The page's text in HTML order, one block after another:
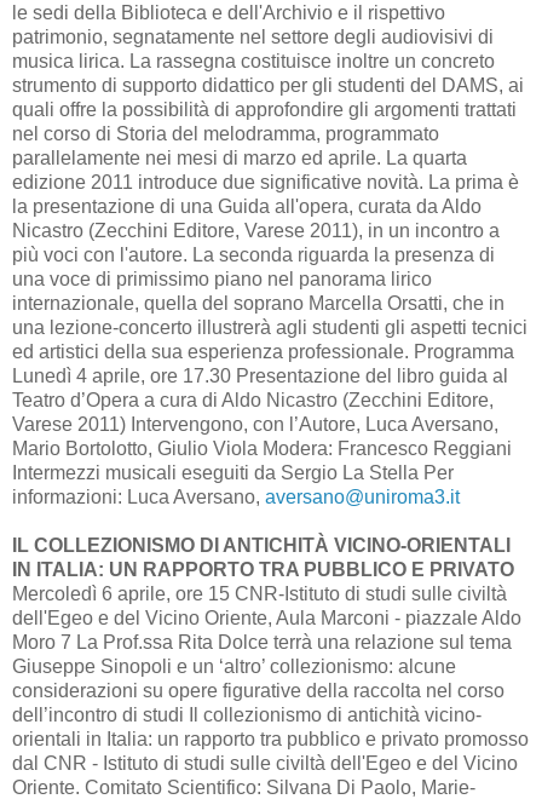
le sedi della Biblioteca e dell'Archivio e il rispettivo
patrimonio, segnatamente nel settore degli audiovisivi di
musica lirica. La rassegna costituisce inoltre un concreto
strumento di supporto didattico per gli studenti del DAMS, ai
quali offre la possibilità di approfondire gli argomenti trattati
nel corso di Storia del melodramma, programmato
parallelamente nei mesi di marzo ed aprile. La quarta
edizione 2011 introduce due significative novità. La prima è
la presentazione di una Guida all'opera, curata da Aldo
Nicastro (Zecchini Editore, Varese 2011), in un incontro a
più voci con l'autore. La seconda riguarda la presenza di
una voce di primissimo piano nel panorama lirico
internazionale, quella del soprano Marcella Orsatti, che in
una lezione-concerto illustrerà agli studenti gli aspetti tecnici
ed artistici della sua esperienza professionale. Programma
Lunedì 4 aprile, ore 17.30 Presentazione del libro guida al
Teatro d’Opera a cura di Aldo Nicastro (Zecchini Editore,
Varese 2011) Intervengono, con l’Autore, Luca Aversano,
Mario Bortolotto, Giulio Viola Modera: Francesco Reggiani
Intermezzi musicali eseguiti da Sergio La Stella Per
informazioni: Luca Aversano, aversano@uniroma3.it
IL COLLEZIONISMO DI ANTICHITÀ VICINO-ORIENTALI
IN ITALIA: UN RAPPORTO TRA PUBBLICO E PRIVATO
Mercoledì 6 aprile, ore 15 CNR-Istituto di studi sulle civiltà
dell'Egeo e del Vicino Oriente, Aula Marconi - piazzale Aldo
Moro 7 La Prof.ssa Rita Dolce terrà una relazione sul tema
Giuseppe Sinopoli e un ‘altro’ collezionismo: alcune
considerazioni su opere figurative della raccolta nel corso
dell’incontro di studi Il collezionismo di antichità vicino-
orientali in Italia: un rapporto tra pubblico e privato promosso
dal CNR - Istituto di studi sulle civiltà dell'Egeo e del Vicino
Oriente. Comitato Scientifico: Silvana Di Paolo, Marie-